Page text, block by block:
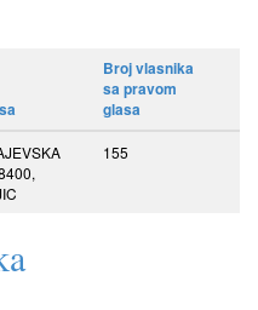
Broj vlasnika
sa pravom
glasa
155